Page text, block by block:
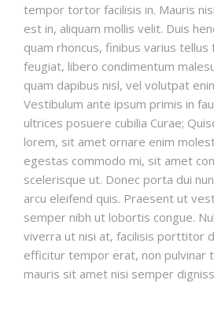
tempor tortor facilisis in. Mauris
est in, aliquam mollis velit. Duis
quam rhoncus, finibus varius tellus
feugiat, libero condimentum
quam dapibus nisl, vel volutpat
Vestibulum ante ipsum primis in
ultrices posuere cubilia Curae;
lorem, sit amet ornare enim
egestas commodo mi, sit amet
scelerisque ut. Donec porta dui
arcu eleifend quis. Praesent ut
semper nibh ut lobortis congue.
viverra ut nisi at, facilisis porttitor
efficitur tempor erat, non pulvinar
mauris sit amet nisi semper